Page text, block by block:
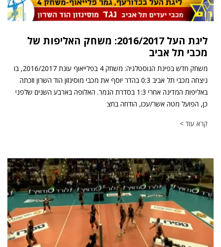
ליגת העל 2016/2017: משחק האליפות של
מכבי תל אביב
משחק חדש בפינת הנוסטלגיה: משחק 4 בפלייאוף עונת 2016/2017, בו
ניצחה מכבי תל אביב 0:3 בהדר יוסף את מכבי מוסינזון הוד השרון וזכתה
באליפות המדינה אחרי 1:3 בסדרת הגמר. האלופה בארבע השנים שלפני
כן, הפועל מטה אשר/עכו, הודחה בחצ
קרא עוד >